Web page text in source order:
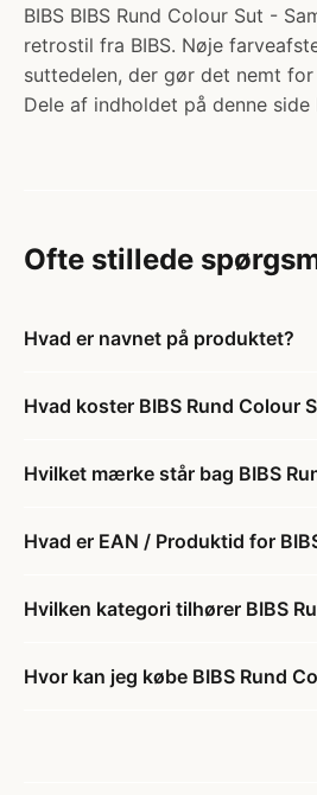
BIBS BIBS Rund Colour Sut -
retrostil fra BIBS. Nøje
suttedelen, der gør det nemt
Dele af indholdet på denne
Ofte stillede
Hvad er navnet på produktet?
Hvad koster BIBS Rund Colour
Hvilket mærke står bag BIBS
Hvad er EAN / Produktid for
Hvilken kategori tilhører BIBS
Hvor kan jeg købe BIBS Rund